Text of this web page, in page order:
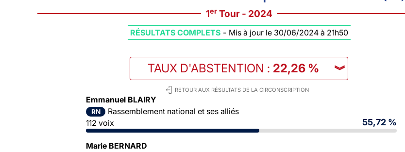
1erTour - 2024
RÉSULTATS COMPLETS - Mis à jour le 30/06/2024 à 21h50
TAUX D'ABSTENTION : 22,26 % ︾
RETOUR AUX RÉSULTATS DE LA CIRCONSCRIPTION
Emmanuel BLAIRY
RN
Rassemblement national et ses alliés
112 voix
55,72 %
Marie BERNARD